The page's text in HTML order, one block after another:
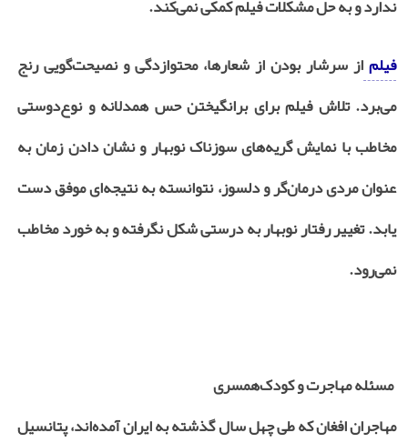
ندارد و به حل مشکلات فیلم کمکی نمی‌کند.
فیلماز سرشار بودن از شعارها، محتوازدگی و نصیحت‌گویی رنج
می‌برد. تلاش فیلم برای برانگیختن حس همدلانه و نوع‌دوستی
مخاطب با نمایش گریه‌های سوزناک نوبهار و نشان دادن زمان به
عنوان مردی درمان‌گر و دلسوز، نتوانسته به نتیجه‌ای موفق دست
یابد. تغییر رفتار نوبهار به درستی شکل نگرفته و به خورد مخاطب
نمی‌رود.
مسئله مهاجرت و کودک‌همسری
مهاجران افغان که طی چهل سال گذشته به ایران آمده‌اند، پتانسیل